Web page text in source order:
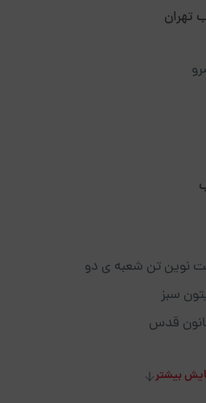
تهران
نوین تن شعبه ی دو
سبز
قدس
بیشتر